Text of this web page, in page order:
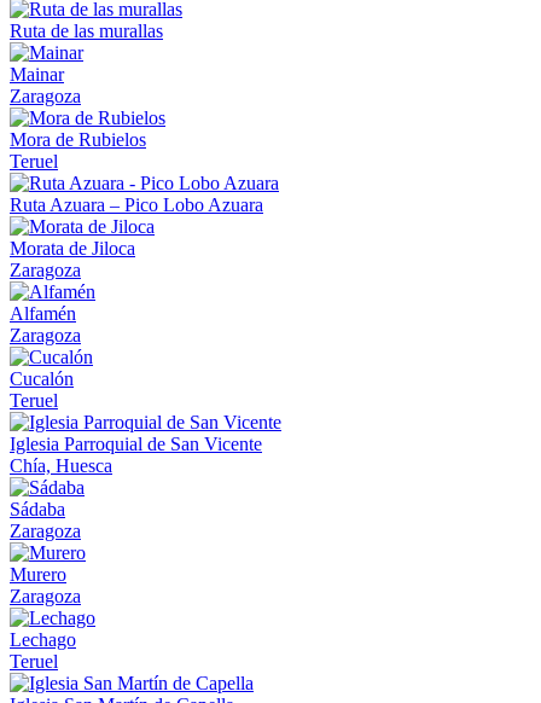
Ruta de las murallas
Mainar
Zaragoza
Mora de Rubielos
Teruel
Ruta Azuara – Pico Lobo Azuara
Morata de Jiloca
Zaragoza
Alfamén
Zaragoza
Cucalón
Teruel
Iglesia Parroquial de San Vicente
Chía, Huesca
Sádaba
Zaragoza
Murero
Zaragoza
Lechago
Teruel